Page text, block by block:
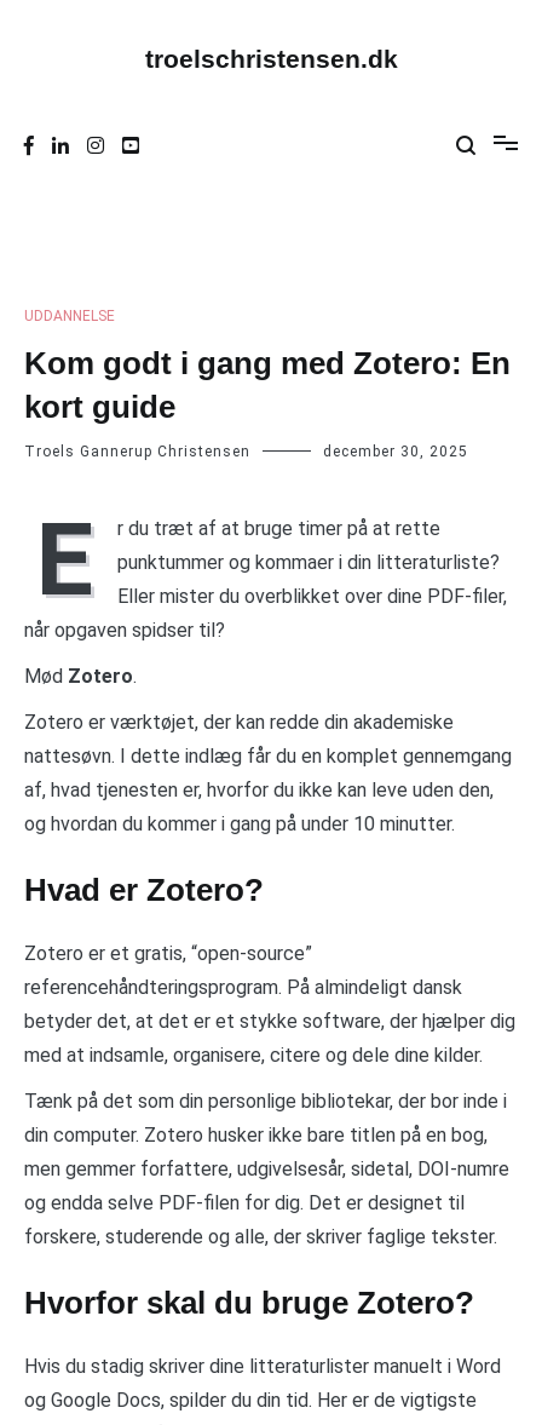
troelschristensen.dk
UDDANNELSE
Kom godt i gang med Zotero: En
kort guide
Troels Gannerup Christensen december 30, 2025
E
r du træt af at bruge timer på at rette
punktummer og kommaer i din litteraturliste?
Eller mister du overblikket over dine PDF-filer,
når opgaven spidser til?
Mød Zotero.
Zotero er værktøjet, der kan redde din akademiske
nattesøvn. I dette indlæg får du en komplet gennemgang
af, hvad tjenesten er, hvorfor du ikke kan leve uden den,
og hvordan du kommer i gang på under 10 minutter.
Hvad er Zotero?
Zotero er et gratis, “open-source”
referencehåndteringsprogram. På almindeligt dansk
betyder det, at det er et stykke software, der hjælper dig
med at indsamle, organisere, citere og dele dine kilder.
Tænk på det som din personlige bibliotekar, der bor inde i
din computer. Zotero husker ikke bare titlen på en bog,
men gemmer forfattere, udgivelsesår, sidetal, DOI-numre
og endda selve PDF-filen for dig. Det er designet til
forskere, studerende og alle, der skriver faglige tekster.
Hvorfor skal du bruge Zotero?
Hvis du stadig skriver dine litteraturlister manuelt i Word
og Google Docs, spilder du din tid. Her er de vigtigste